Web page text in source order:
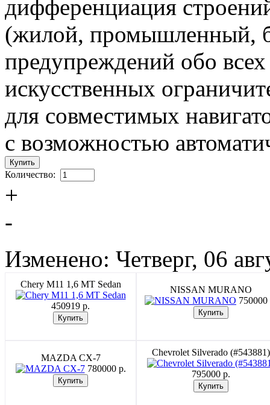
дифференциация
(жилой, промышленный,
предупреждений обо
искусственных
для совместимых
с возможностью
Количество:
+
-
Изменено: Четверг, 06
Chery M11 1,6 MT Sedan
450919 p.
NISSAN MURANO
750000
MAZDA CX-7
780000 p.
Chevrolet Silverado (#543881)
795000 p.